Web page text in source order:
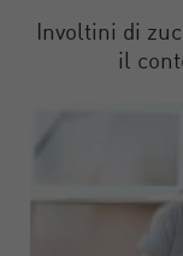
Involtini di
il